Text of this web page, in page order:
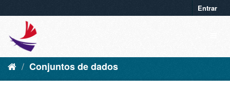
Entrar
Conjuntos de dados